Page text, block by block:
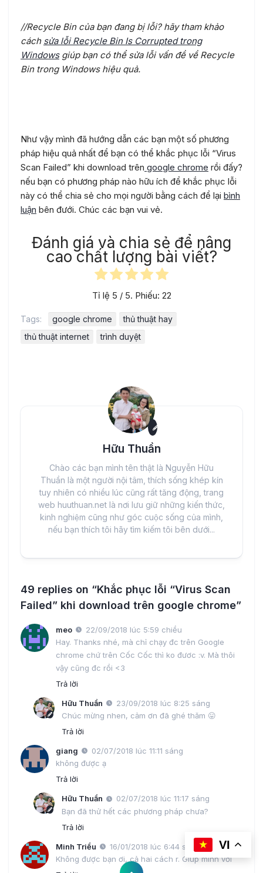
//Recycle Bin của bạn đang bị lỗi? hãy tham khảo
cách sửa lỗi Recycle Bin Is Corrupted trong
Windowsgiúp bạn có thể sửa lỗi vấn đề về Recycle
Bin trong Windows hiệu quả.
Như vậy mình đã hướng dẫn các bạn một số phương
pháp hiệu quả nhất để bạn có thể khắc phục lỗi “Virus
Scan Failed” khi download trên google chrome rồi đấy?
nếu bạn có phương pháp nào hữu ích để khắc phục lỗi
này có thể chia sẻ cho mọi người bằng cách để lại bình
luận bên đưới. Chúc các bạn vui vẻ.
Đánh giá và chia sẻ để nâng
cao chất lượng bài viết?
Tỉ lệ 5 / 5. Phiếu: 22
Tags: google chrome
thủ thuật hay
thủ thuật internet
trình duyệt
Hữu Thuần
Chào các bạn mình tên thật là Nguyễn Hữu
Thuần là một người nội tâm, thích sống khép kín
tuy nhiên có nhiều lúc cũng rất tăng động, trang
web huuthuan.net là nơi lưu giữ những kiến thức,
kinh nghiệm cũng như góc cuộc sống của mình,
nếu bạn thích tôi hãy tìm kiếm tôi bên dưới...
49 replies on “Khắc phục lỗi “Virus Scan
Failed” khi download trên google chrome”
meo
22/09/2018 lúc 5:59 chiều
Hay. Thanks nhé, mà chỉ chạy đc trên Google
chrome chứ trên Cốc Cốc thì ko đươc :v. Mà thôi
vậy cũng đc rồi <3
Trả lời
Hữu Thuần
23/09/2018 lúc 8:25 sáng
Chúc mừng nhen, cảm ơn đã ghé thăm 😛
Trả lời
giang
02/07/2018 lúc 11:11 sáng
không được ạ
Trả lời
Hữu Thuần
02/07/2018 lúc 11:17 sáng
Bạn đã thử hết các phương pháp chưa?
Trả lời
Minh Triều
16/01/2018 lúc 6:44 sáng
Không được bạn ơi, cả hai cách r. Giup mình với
VI